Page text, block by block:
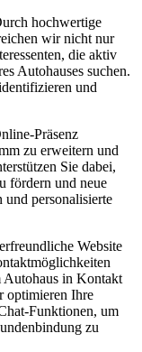
hochwertige
wir nicht nur
die aktiv
Autohauses suchen.
und
Präsenz
zu erweitern und
Sie dabei,
fördern und neue
personalisierte
Website
Autohaus in Kontakt
optimieren Ihre
Funktionen, um
zu